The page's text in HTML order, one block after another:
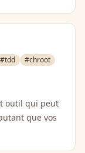
#tdd
#chroot
outil qui peut
que vos